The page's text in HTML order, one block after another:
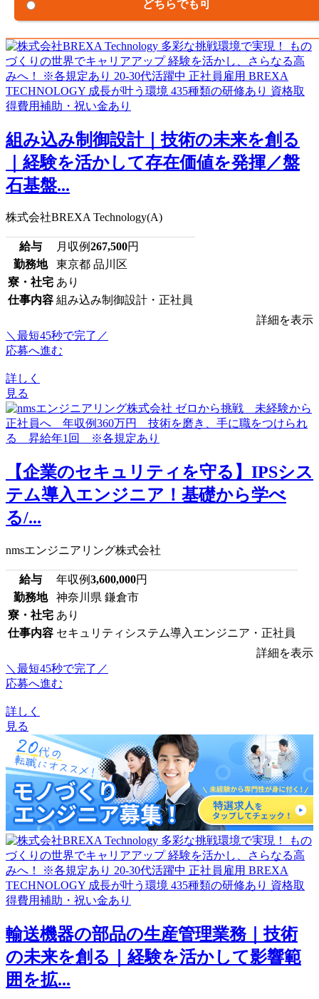
どちらでも可
組み込み制御設計｜技術の未来を創る
｜経験を活かして存在価値を発揮／盤
石基盤...
株式会社BREXA Technology(A)
給与 月収例267,500円
勤務地
東京都 品川区
寮・社宅 あり
仕事内容 組み込み制御設計・正社員
詳細を表示
＼最短45秒で完了／
応募へ進む
詳しく
見る
【企業のセキュリティを守る】IPSシス
テム導入エンジニア！基礎から学べ
る/...
nmsエンジニアリング株式会社
給与 年収例3,600,000円
勤務地
神奈川県 鎌倉市
寮・社宅 あり
仕事内容 セキュリティシステム導入エンジニア・正社員
詳細を表示
＼最短45秒で完了／
応募へ進む
詳しく
見る
輸送機器の部品の生産管理業務｜技術
の未来を創る｜経験を活かして影響範
囲を拡...